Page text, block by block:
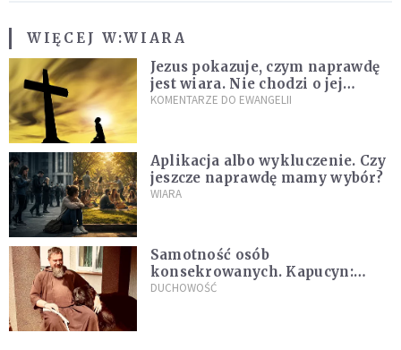
WIĘCEJ W:WIARA
Jezus pokazuje, czym naprawdę
jest wiara. Nie chodzi o jej
wielkość
KOMENTARZE DO EWANGELII
Aplikacja albo wykluczenie. Czy
jeszcze naprawdę mamy wybór?
WIARA
Samotność osób
konsekrowanych. Kapucyn:
Życie w pojedynkę rzadko jest
DUCHOWOŚĆ